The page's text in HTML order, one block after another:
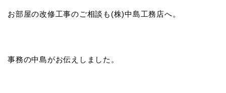
お部屋の改修工事のご相談も(株)中島工務店へ。
事務の中島がお伝えしました。